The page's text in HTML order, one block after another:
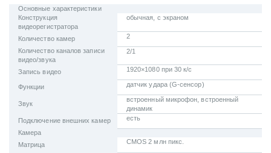
Основные характеристики
Конструкция
видеорегистратора
обычная, с экраном
Количество камер
2
Количество каналов записи
видео/звука
2/1
Запись видео 1920×1080 при 30 к/с
Функции датчик удара (G-сенсор)
Звук
встроенный микрофон, встроенный
динамик
Подключение внешних камер
есть
Камера
Матрица
CMOS 2 млн пикс.